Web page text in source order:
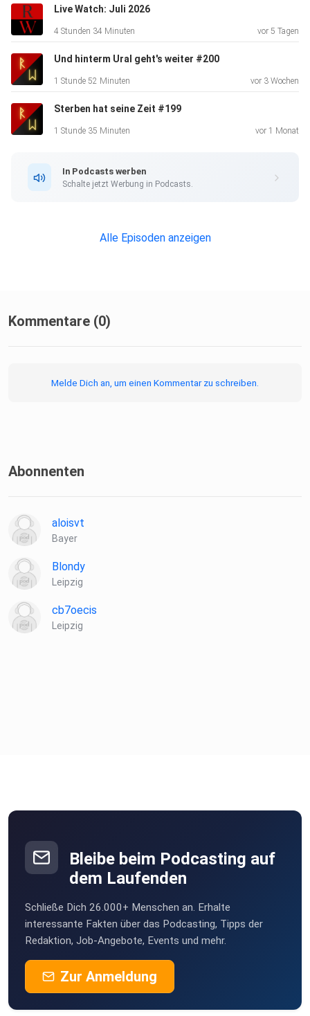
#kievanrus #kiew #ukraine #russland #wikinger
#konstantinopel
Live Watch: Juli 2026
4 Stunden 34 Minuten vor 5 Tagen
Und hinterm Ural geht's weiter #200
1 Stunde 52 Minuten vor 3 Wochen
Sterben hat seine Zeit #199
1 Stunde 35 Minuten vor 1 Monat
In Podcasts werben
Schalte jetzt Werbung in Podcasts.
Alle Episoden anzeigen
Kommentare (0)
Melde Dich an, um einen Kommentar zu schreiben.
Abonnenten
aloisvt
Bayer
Blondy
Leipzig
cb7oecis
Leipzig
Bleibe beim Podcasting auf
dem Laufenden
Schließe Dich 26.000+ Menschen an. Erhalte
interessante Fakten über das Podcasting, Tipps der
Redaktion, Job-Angebote, Events und mehr.
Zur Anmeldung